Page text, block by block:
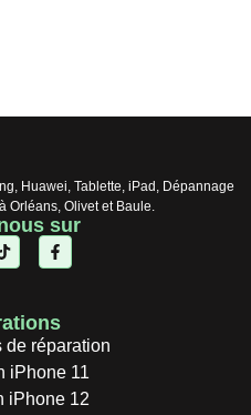
Huawei, Tablette, iPad, Dépannage
Orléans, Olivet et Baule.
sur
de réparation
iPhone 11
iPhone 12